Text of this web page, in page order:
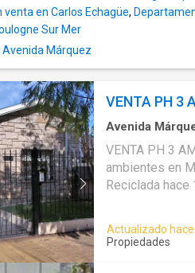
en Carlos Echagüe,
Sur Mer
Márquez
VENTA PH 3
Avenida
·Jardín·Gas
VENTA PH 3
ambientes en
Reciclada
transporte
Desarrollada
para 1 auto.
Actualizado
Propiedades